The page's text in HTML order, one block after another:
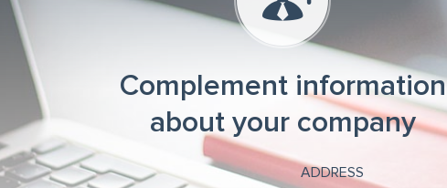
Complement information
about your company
ADDRESS